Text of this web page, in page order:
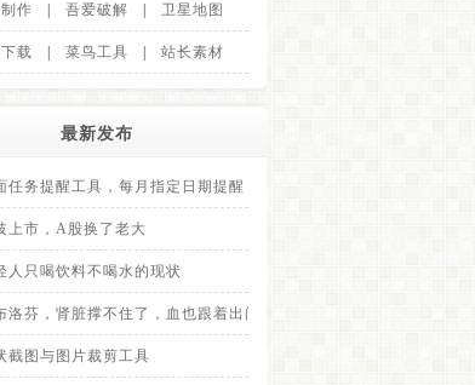
作 吾爱破解 卫星地图
载 菜鸟工具 站长素材
最新发布
任务提醒工具，每月指定日期提醒
上市，A股换了老大
人只喝饮料不喝水的现状
洛芬，肾脏撑不住了，血也跟着出问题
截图与图片裁剪工具